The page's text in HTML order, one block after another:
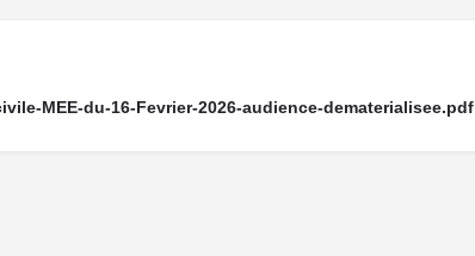
MEE-du-16-Fevrier-2026-audience-dematerialisee.pdf